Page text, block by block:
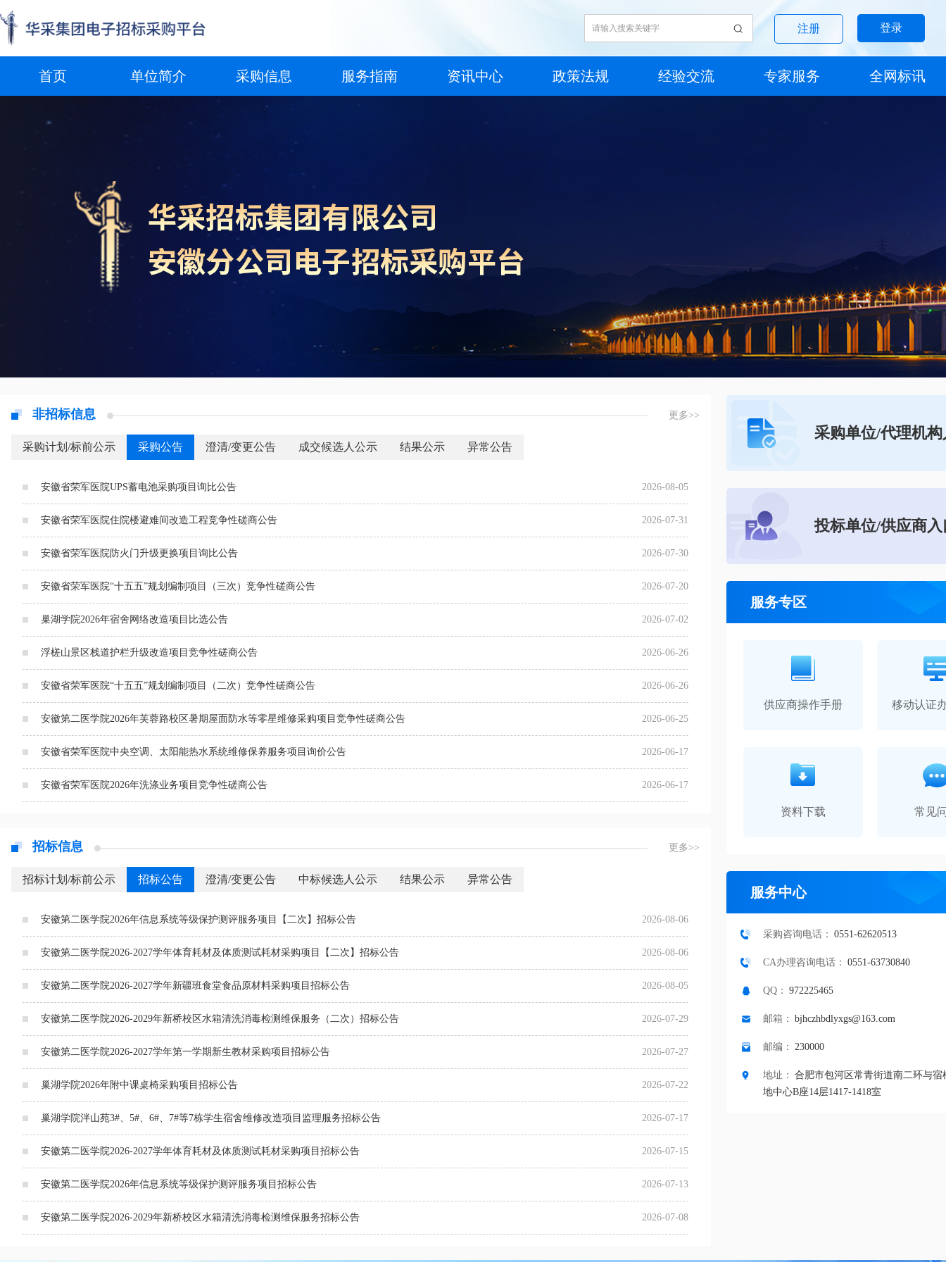
注册 登录
首页 单位简介 采购信息 服务指南 资讯中心 政策法规 经验交流 专家服务 全网标讯
非招标信息 更多>>
采购计划/标前公示 采购公告 澄清/变更公告 成交候选人公示 结果公示 异常公告
安徽省荣军医院UPS蓄电池采购项目询比公告 2026-08-05
安徽省荣军医院住院楼避难间改造工程竞争性磋商公告 2026-07-31
安徽省荣军医院防火门升级更换项目询比公告 2026-07-30
安徽省荣军医院“十五五”规划编制项目（三次）竞争性磋商公告 2026-07-20
巢湖学院2026年宿舍网络改造项目比选公告 2026-07-02
浮槎山景区栈道护栏升级改造项目竞争性磋商公告 2026-06-26
安徽省荣军医院“十五五”规划编制项目（二次）竞争性磋商公告 2026-06-26
安徽第二医学院2026年芙蓉路校区暑期屋面防水等零星维修采购项目竞争性磋商公告 2026-06-25
安徽省荣军医院中央空调、太阳能热水系统维修保养服务项目询价公告 2026-06-17
安徽省荣军医院2026年洗涤业务项目竞争性磋商公告 2026-06-17
招标信息 更多>>
招标计划/标前公示 招标公告 澄清/变更公告 中标候选人公示 结果公示 异常公告
安徽第二医学院2026年信息系统等级保护测评服务项目【二次】招标公告 2026-08-06
安徽第二医学院2026-2027学年体育耗材及体质测试耗材采购项目【二次】招标公告 2026-08-06
安徽第二医学院2026-2027学年新疆班食堂食品原材料采购项目招标公告 2026-08-05
安徽第二医学院2026-2029年新桥校区水箱清洗消毒检测维保服务（二次）招标公告 2026-07-29
安徽第二医学院2026-2027学年第一学期新生教材采购项目招标公告 2026-07-27
巢湖学院2026年附中课桌椅采购项目招标公告 2026-07-22
巢湖学院泮山苑3#、5#、6#、7#等7栋学生宿舍维修改造项目监理服务招标公告 2026-07-17
安徽第二医学院2026-2027学年体育耗材及体质测试耗材采购项目招标公告 2026-07-15
安徽第二医学院2026年信息系统等级保护测评服务项目招标公告 2026-07-13
安徽第二医学院2026-2029年新桥校区水箱清洗消毒检测维保服务招标公告 2026-07-08
采购单位/代理机
投标单位/供应商入
服务专区
供应商操作手册 移动认证
资料下载 常见
服务中心
采购咨询电话： 0551-62620513
CA办理咨询电话： 0551-63730840
QQ： 972225465
邮箱： bjhczhbdlyxgs@163.com
邮编： 230000
地址： 合肥市包河区常青街道南二环与宿
地中心B座14层1417-1418室